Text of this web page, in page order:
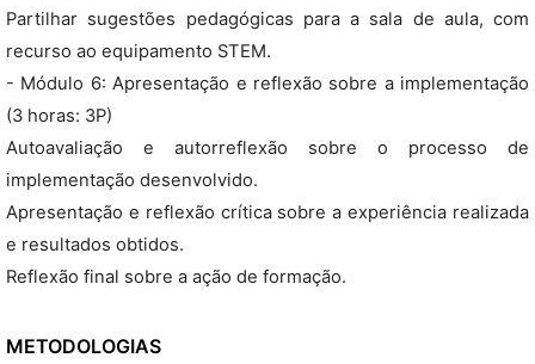
Partilhar sugestões pedagógicas para a sala de aula, com
recurso ao equipamento STEM.
- Módulo 6: Apresentação e reflexão sobre a implementação
(3 horas: 3P)
Autoavaliação e autorreflexão sobre o processo de
implementação desenvolvido.
Apresentação e reflexão crítica sobre a experiência realizada
e resultados obtidos.
Reflexão final sobre a ação de formação.
METODOLOGIAS